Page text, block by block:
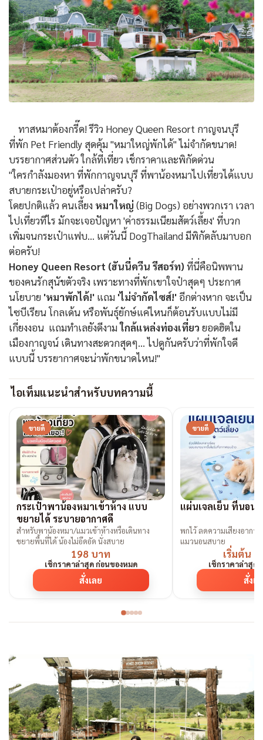
ทาสหมาต้องกรี๊ด! รีวิว Honey Queen Resort กาญจนบุรี
ที่พัก Pet Friendly สุดคุ้ม "หมาใหญ่พักได้" ไม่จำกัดขนาด!
บรรยากาศส่วนตัว ใกล้ที่เที่ยว เช็กราคาและพิกัดด่วน
"ใครกำลังมองหา ที่พักกาญจนบุรี ที่พาน้องหมาไปเที่ยวได้แบบ
สบายกระเป๋าอยู่หรือเปล่าครับ?
โดยปกติแล้ว คนเลี้ยง หมาใหญ่(Big Dogs) อย่างพวกเรา เวลา
ไปเที่ยวทีไร มักจะเจอปัญหา 'ค่าธรรมเนียมสัตว์เลี้ยง' ที่บวก
เพิ่มจนกระเป๋าแฟบ... แต่วันนี้ DogThailand มีพิกัดลับมาบอก
ต่อครับ!
Honey Queen Resort (ฮันนี่ควีน รีสอร์ท)ที่นี่คือนิพพาน
ของคนรักสุนัขตัวจริง เพราะทางที่พักเขาใจป๋าสุดๆ ประกาศ
นโยบาย 'หมาพักได้!' แถม 'ไม่จำกัดไซส์!' อีกต่างหาก จะเป็น
ไซบีเรียน โกลเด้น หรือพันธุ์ยักษ์แค่ไหนก็ต้อนรับแบบไม่มี
เกี่ยงงอน แถมทำเลยังดีงามใกล้แหล่งท่องเที่ยว ยอดฮิตใน
เมืองกาญจน์ เดินทางสะดวกสุดๆ... ไปดูกันครับว่าที่พักใจดี
แบบนี้ บรรยากาศจะน่าพักขนาดไหน!"
ไอเท็มแนะนำสำหรับบทความนี้
ขายดี
กระเป๋าพาน้องหมาเข้าห้าง แบบ
ขยายได้ ระบายอากาศดี
สำหรับพาน้องหมา/แมวเข้าห้างหรือเดินทาง
ขยายพื้นที่ได้ น้องไม่อึดอัด นั่งสบาย
198 บาท
เช็กราคาล่าสุด ก่อนของหมด
สั่งเลย
ขายดี
แผ่นเจลเย็น ที่นอนเ
พกไว้ ลดความเสี่ยงอากา
แมวนอนสบาย
เริ่มต้น
เช็กราคาล่าสุด
สั่งเ